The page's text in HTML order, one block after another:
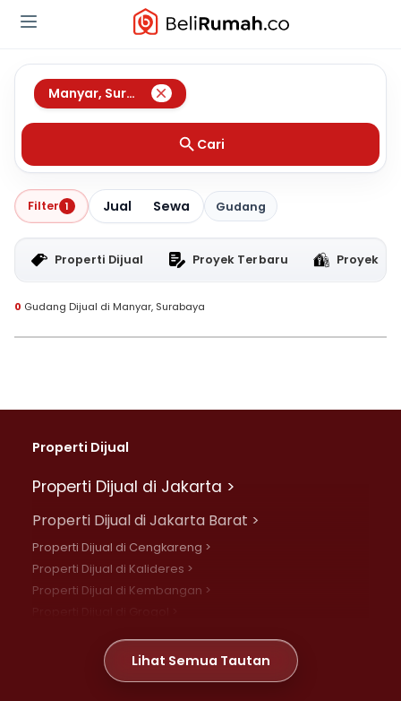
Manyar, Surabaya
Cari
Filter 1 Jual Sewa Gudang
Properti Dijual Proyek Terbaru Proyek
0 Gudang Dijual di Manyar, Surabaya
Properti Dijual
Properti Dijual di Jakarta >
Properti Dijual di Jakarta Barat >
Properti Dijual di Cengkareng >
Properti Dijual di Kalideres >
Properti Dijual di Kembangan >
Properti Dijual di Meruya >
Properti Dijual di Jelambar >
Lihat Semua Tautan